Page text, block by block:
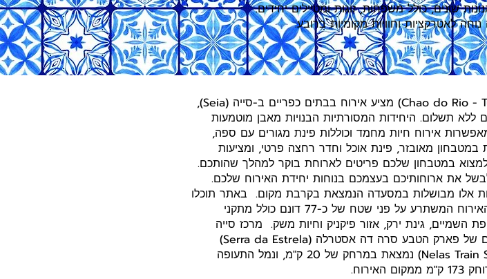
שונים, כולל משפחות, זוגות ומטיילים יחידים.
לאטרקציות וחוויות מקומיות ברובע.
צ'או דו ריו - טוריסמו דה אלדייה (Chao do Rio - Turismo de Aldeia) מציע אירוח בבתים כפריים ב-סייה (Seia),
ללא תשלום. היחידות המסורתיות הבנויות מאבן מוטמעות
אירוח חיות מחמד וכוללות פינת מגורים עם ספה,
במטבחון מאובזר, פינת אוכל וחדר רחצה פרטי, ומציעות
במטבחון שלכם פריטים לארוחת בוקר למהלך שהותכם.
בכל יום בשעה 17:00, ותוכלו לבשל את ארוחותיכם בעצמכם בנוחות יחידת האירוח שלכם.
אלו מבושלות במסעדה הנמצאת בקרבת מקום. באתר תוכלו
למצוא מתקני שעשועים לילדים ומתקני כביסה. מקום האירוח המשתרע על פני שטח של כ-77 דונם כולל מתקני
השמיים, גינת ירק, אזור פיקניק וחיות משק. מרכז סייה
נמצא במרחק 12 ק"מ ממקום האירוח. האזורים הירוקים של פארק הטבע סרה דה אסטרלה (Serra da Estrela)
נמצאים במרחק 15 ק"מ. תחנת הרכבת נלאס (Nelas Train Station) נמצאת במרחק של 20 ק"מ, ונמל התעופה